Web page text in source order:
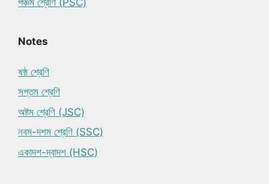
পঞ্চম শ্রেণি (PSC)
Notes
ষষ্ঠ শ্রেণি
সপ্তম শ্রেণি
অষ্টম শ্রেণি (JSC)
নবম-দশম শ্রেণি (SSC)
একাদশ-দ্বাদশ (HSC)